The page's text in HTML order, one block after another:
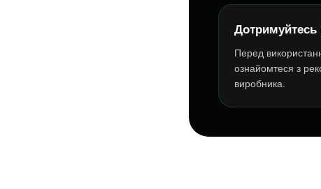
Дотримуйтесь
Перед
ознайомтеся з
виробника.